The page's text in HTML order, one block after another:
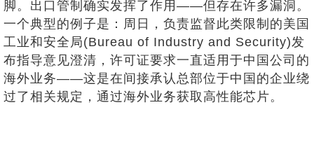
脚。出口管制确实发挥了作用——但存在许多漏洞。
一个典型的例子是：周日，负责监督此类限制的美国
工业和安全局(Bureau of Industry and Security)发
布指导意见澄清，许可证要求一直适用于中国公司的
海外业务——这是在间接承认总部位于中国的企业绕
过了相关规定，通过海外业务获取高性能芯片。